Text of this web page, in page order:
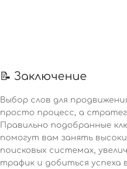
📝 Заключение
Выбор слов для
просто процесс, а
Правильно подобранные
помогут вам занять
поисковых системах,
трафик и добиться успеха